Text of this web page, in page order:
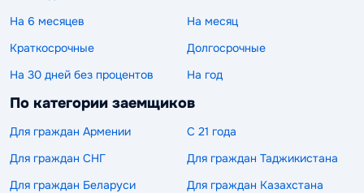
На 6 месяцев
На месяц
Краткосрочные
Долгосрочные
На 30 дней без процентов
На год
По категории заемщиков
Для граждан Армении
С 21 года
Для граждан СНГ
Для граждан Таджикистана
Для граждан Беларуси
Для граждан Казахстана